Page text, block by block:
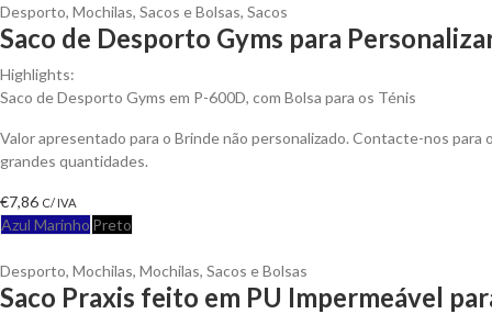
Desporto, Mochilas, Sacos e Bolsas, Sacos
Saco de Desporto Gyms para
Highlights:
Saco de Desporto Gyms em P-600D, com Bolsa para os Ténis
Valor apresentado para o Brinde não personalizado. Contacte-nos
grandes quantidades.
€7,86 C/ IVA
Azul Marinho Preto
Desporto, Mochilas, Mochilas, Sacos e Bolsas
Saco Praxis feito em PU Impermeável